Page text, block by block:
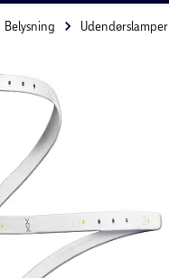
Belysning Udendørslamper